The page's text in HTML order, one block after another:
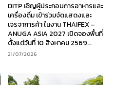
DITP เชิญผู้ประกอบการอาหารและ
เครื่องดื่ม เข้าร่วมจัดแสดงและ
เจรจาการค้า ในงาน THAIFEX –
ANUGA ASIA 2027 เปิดจองพื้นที่
ตั้งแต่วันที่ 10 สิงหาคม 2569...
21/07/2026